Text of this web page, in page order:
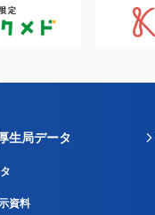
生局データ
資料